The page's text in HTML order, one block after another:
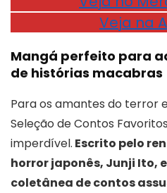
Veja na
Mangá perfeito para
de histórias macabras
Para os amantes do terror
Seleção de Contos
imperdível. Escrito pelo
horror japonês, Junji Ito,
coletânea de contos